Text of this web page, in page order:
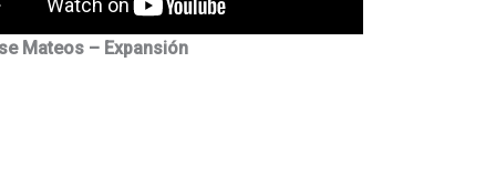
Mateos – Expansión